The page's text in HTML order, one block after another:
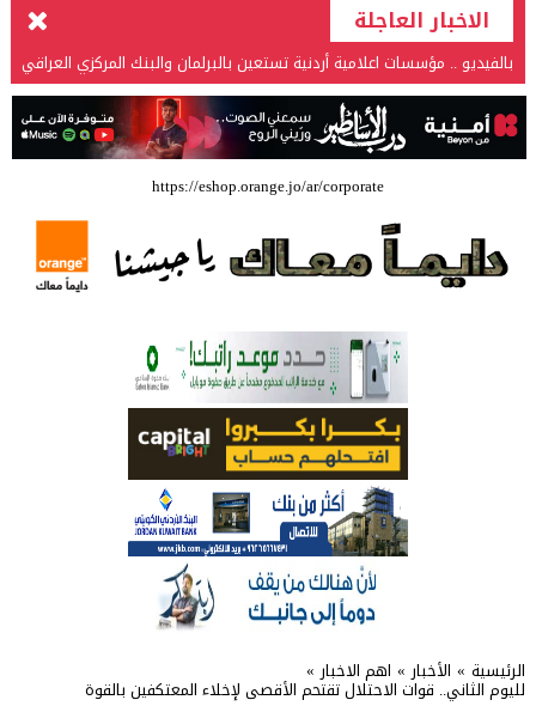
الاخبار العاجلة
بالفيديو .. مؤسسات اعلامية أردنية تستعين بالبرلمان والبنك المركزي العراقي
في قضيتها مع طارق الحسن
بالفيديو .. إرادة القائد ثم التعليم ثم الصناعة والزراعة قذفت ببنجلاديش خلال
عشرين عاما من دخل الفرد ٤٠٠$ سنويا الى ٦٠٠٠ $ ، فهل نستطيع ؟؟؟؟؟
شركة تسابيح للسياحة والسفر تسير اول رحلة لحجاج بيت الله الحرام عبر مطار
الملكة علياء الدولي – صور
العلمية الثقافية الأردنية
حملة للتبرع بالدم في جامعة الزيتونة الأردنية
https://eshop.orange.jo/ar/corporate
الرئيسية » الأخبار » اهم الاخبار »
لليوم الثاني.. قوات الاحتلال تقتحم الأقصى لإخلاء المعتكفين بالقوة